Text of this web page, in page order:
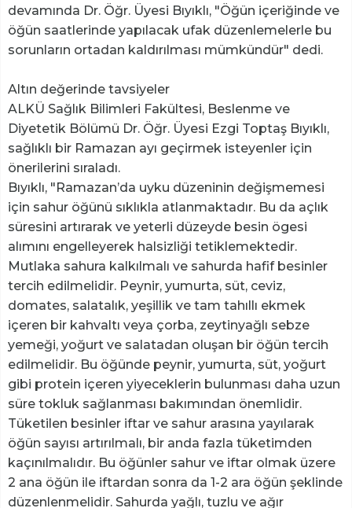
devamında Dr. Öğr. Üyesi Bıyıklı, "Öğün içeriğinde ve
öğün saatlerinde yapılacak ufak düzenlemelerle bu
sorunların ortadan kaldırılması mümkündür" dedi.
Altın değerinde tavsiyeler
ALKÜ Sağlık Bilimleri Fakültesi, Beslenme ve
Diyetetik Bölümü Dr. Öğr. Üyesi Ezgi Toptaş Bıyıklı,
sağlıklı bir Ramazan ayı geçirmek isteyenler için
önerilerini sıraladı.
Bıyıklı, "Ramazan’da uyku düzeninin değişmemesi
için sahur öğünü sıklıkla atlanmaktadır. Bu da açlık
süresini artırarak ve yeterli düzeyde besin ögesi
alımını engelleyerek halsizliği tetiklemektedir.
Mutlaka sahura kalkılmalı ve sahurda hafif besinler
tercih edilmelidir. Peynir, yumurta, süt, ceviz,
domates, salatalık, yeşillik ve tam tahıllı ekmek
içeren bir kahvaltı veya çorba, zeytinyağlı sebze
yemeği, yoğurt ve salatadan oluşan bir öğün tercih
edilmelidir. Bu öğünde peynir, yumurta, süt, yoğurt
gibi protein içeren yiyeceklerin bulunması daha uzun
süre tokluk sağlanması bakımından önemlidir.
Tüketilen besinler iftar ve sahur arasına yayılarak
öğün sayısı artırılmalı, bir anda fazla tüketimden
kaçınılmalıdır. Bu öğünler sahur ve iftar olmak üzere
2 ana öğün ile iftardan sonra da 1-2 ara öğün şeklinde
düzenlenmelidir. Sahurda yağlı, tuzlu ve ağır